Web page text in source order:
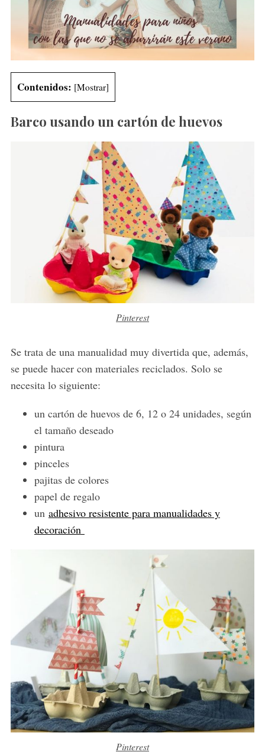
Contenidos: [Mostrar]
Barco usando un cartón de huevos
Pinterest
Se trata de una manualidad muy divertida que, además,
se puede hacer con materiales reciclados. Solo se
necesita lo siguiente:
un cartón de huevos de 6, 12 o 24 unidades, según
el tamaño deseado
pintura
pinceles
pajitas de colores
papel de regalo
un adhesivo resistente para manualidades y
decoración
Pinterest